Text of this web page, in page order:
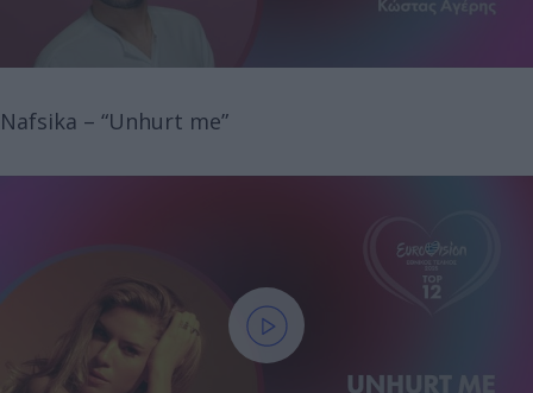
Nafsika – “Unhurt me”